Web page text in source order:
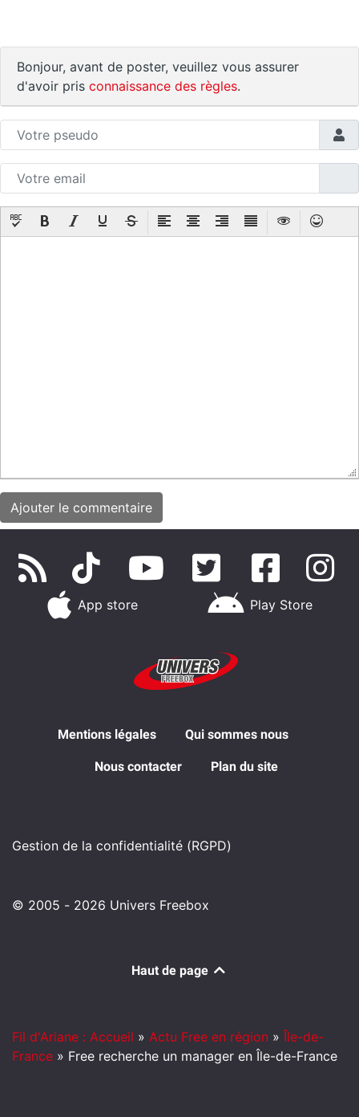
Bonjour, avant de poster, veuillez vous assurer
d'avoir pris connaissance des règles.
App store Play Store
Mentions légales Qui sommes nous
Nous contacter Plan du site
Gestion de la confidentialité (RGPD)
© 2005 - 2026 Univers Freebox
Haut de page
Fil d'Ariane : Accueil » Actu Free en région » Île-de-
France » Free recherche un manager en Île-de-France